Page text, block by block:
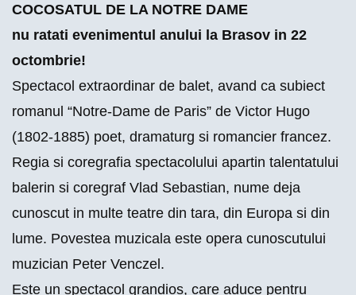
COCOSATUL DE LA NOTRE DAME
nu ratati evenimentul anului la Brasov in 22
octombrie!
Spectacol extraordinar de balet, avand ca subiect
romanul “Notre-Dame de Paris” de Victor Hugo
(1802-1885) poet, dramaturg si romancier francez.
Regia si coregrafia spectacolului apartin talentatului
balerin si coregraf Vlad Sebastian, nume deja
cunoscut in multe teatre din tara, din Europa si din
lume. Povestea muzicala este opera cunoscutului
muzician Peter Venczel.
Este un spectacol grandios, care aduce pentru